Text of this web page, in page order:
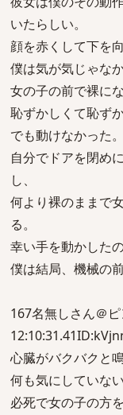
いたらしい。
顔を赤くして下を向
僕は気が気じゃなか
女の子の前で裸に
恥ずかしくて恥ずか
でも動けなかった。
自分でドアを閉め
し、
何より裸のままで
る。
幸い手を動かした
僕は結局、機械の
167名無しさん＠
心臓がバクバクと
何も気にしていな
必死で女の子の方を